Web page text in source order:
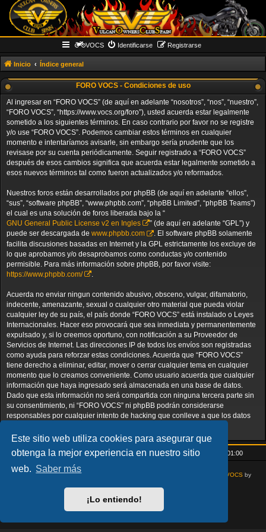
Este sitio web utiliza cookies para asegurar que
obtenga la mejor experiencia en nuestro sitio
web. Saber más
¡Lo entiendo!
VOCS Identificarse Registrarse
Inicio Índice general
FORO VOCS - Condiciones de uso
Al ingresar en “FORO VOCS” (de aquí en adelante “nosotros”, “nos”, “nuestro”,
“FORO VOCS”, “https://www.vocs.org/foro”), usted acuerda estar legalmente
sometido a los siguientes términos. En caso contrario por favor no se registre
y/o use “FORO VOCS”. Podemos cambiar estos términos en cualquier
momento e intentaríamos avisarle, sin embargo sería prudente que los
revisase por su cuenta periódicamente. Seguir registrado a “FORO VOCS”
después de esos cambios significa que acuerda estar legalmente sometido a
esos nuevos términos tal como fueron actualizados y/o reformados.
Nuestros foros están desarrollados por phpBB (de aquí en adelante “ellos”,
“sus”, “software phpBB”, “www.phpbb.com”, “phpBB Limited”, “phpBB Teams”)
el cual es una solución de foros liberada bajo la “
GNU General Public License v2 en Ingles
” (de aquí en adelante “GPL”) y
puede ser descargada de www.phpbb.com
. El software phpBB solamente
facilita discusiones basadas en Internet y la GPL estrictamente los excluye de
lo que aprobamos y/o desaprobamos como conductas y/o contenido
permisible. Para más información sobre phpBB, por favor visite:
https://www.phpbb.com/
Acuerda no enviar ningun contenido abusivo, obsceno, vulgar, difamatorio,
indecente, amenazante, sexual o cualquier otro material que pueda violar
cualquier ley de su país, el país donde “FORO VOCS” está instalado o Leyes
Internacionales. Hacer eso provocará que sea inmediata y permanentemente
expulsado y, si lo creemos oportuno, con notificación a su Proveedor de
Servicios de Internet. Las direcciones IP de todos los envíos son registradas
como ayuda para reforzar estas condiciones. Acuerda que “FORO VOCS”
tiene derecho a eliminar, editar, mover o cerrar cualquier tema en cualquier
momento que lo creamos conveniente. Como usuario acuerda que cualquier
información que haya ingresado será almacenada en una base de datos.
Dado que esta información no será compartida con ninguna tercera parte sin
su consentimiento, ni “FORO VOCS” ni phpBB podrán considerarse
responsables por cualquier intento de hacking que conlleve a que los datos
Inicio Índice general Todos los horarios son UTC+01:00
AcidTech byST Software VOCSby
Desarrollado por
phpBB® Forum Software © phpBB Limited